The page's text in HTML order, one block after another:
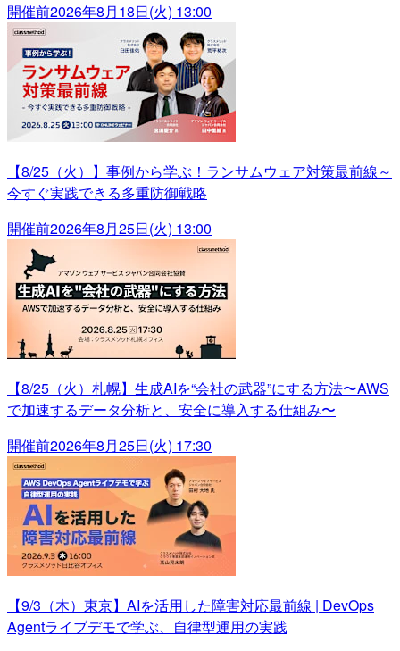
開催前2026年8月18日(火) 13:00
【8/25（火）】事例から学ぶ！ランサムウェア対策最前線～
今すぐ実践できる多重防御戦略
開催前2026年8月25日(火) 13:00
【8/25（火）札幌】生成AIを“会社の武器”にする方法〜AWS
で加速するデータ分析と、安全に導入する仕組み〜
開催前2026年8月25日(火) 17:30
【9/3（木）東京】AIを活用した障害対応最前線 | DevOps
Agentライブデモで学ぶ、自律型運用の実践